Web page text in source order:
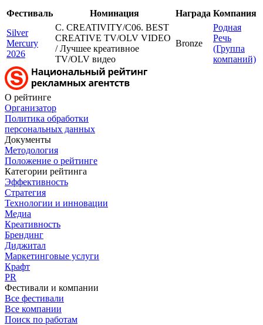
Фестиваль Номинация Награда Компания
Silver
Mercury
2026
C. CREATIVITY/C06. BEST
CREATIVE TV/OLV VIDEO
/ Лучшее креативное
TV/OLV видео
Bronze
Родная
Речь
(Группа
компаний)
О рейтинге
Организатор
Политика обработки
персональных данных
Документы
Методология
Положение о рейтинге
Категории рейтинга
Эффективность
Стратегия
Технологии и инновации
Медиа
Креативность
Брендинг
Диджитал
Маркетинговые услуги
Крафт
PR
Фестивали и компании
Все фестивали
Все компании
Поиск по работам